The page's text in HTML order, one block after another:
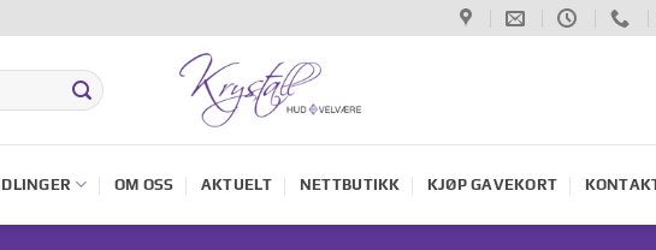
OM OSS AKTUELT NETTBUTIKK KJØP GAVEKORT